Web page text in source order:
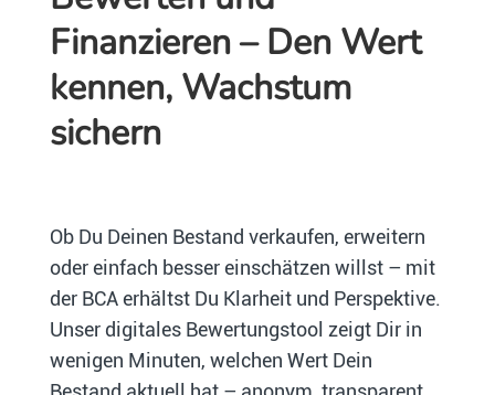
Finanzieren – Den Wert
kennen, Wachstum
sichern
Ob Du Deinen Bestand verkaufen, erweitern
oder einfach besser einschätzen willst – mit
der BCA erhältst Du Klarheit und Perspektive.
Unser digitales Bewertungstool zeigt Dir in
wenigen Minuten, welchen Wert Dein